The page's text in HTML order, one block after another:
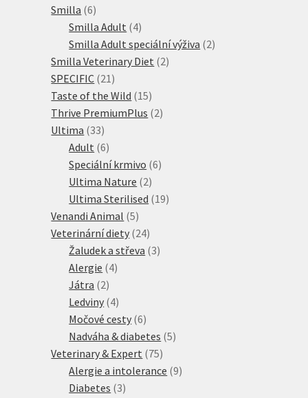
Smilla 66
produktů
Smilla Adult 44
produkty
Smilla Adult speciální výživa 22
Smilla Veterinary Diet 22
SPECIFIC 21 21
produktů
Taste of the Wild 1515
produktů
Thrive PremiumPlus 22
Ultima 3333
produktů
Adult 66
produktů
Speciální krmivo 66
Ultima Nature 22
produkty
Ultima Sterilised 1919
Venandi Animal 55
produktů
Veterinární diety 2424
produktů
Žaludek a střeva 33
Alergie 44
Játra 22
produkty
Ledviny 44
produkty
Močové cesty 66
produktů
Nadváha & diabetes 55
Veterinary & Expert 7575
produktů
Alergie a intolerance 99
Diabetes 33